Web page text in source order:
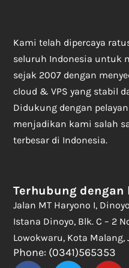
Kami telah dipercaya
seluruh Indonesia untuk
sejak 2007 dengan
cloud & VPS yang stabil
Didukung dengan
menjadikan kami salah
terbesar di Indonesia.
Terhubung dengan
Jalan MT Haryono I,
Istana Dinoyo, Blk. C – 2
Lowokwaru, Kota Malang,
Phone: (0341)565353